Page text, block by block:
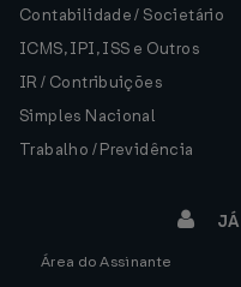
Contabilidade / Societário
ICMS, IPI, ISS e Outros
IR / Contribuições
Simples Nacional
Trabalho / Previdência
Área do Assinante